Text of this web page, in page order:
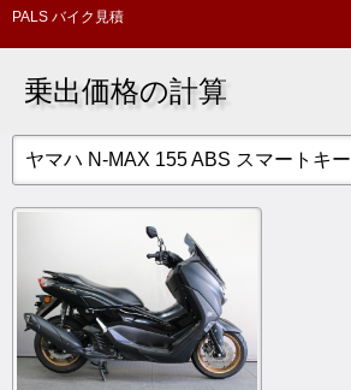
PALS バイク見積
乗出価格の計算
ヤマハ N-MAX 155 ABS スマートキー